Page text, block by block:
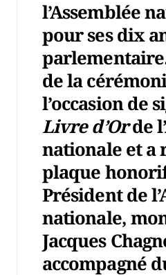
l’Assemblée
pour ses dix
de la
l’occasion de
Livre d’Orde
nationale et a
plaque
Président de
nationale,
Jacques
accompagné